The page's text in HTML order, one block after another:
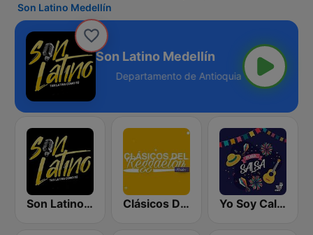
Son Latino Medellín
Son Latino Medellín
- Online
Son Latino Medellín Clásicos Del Reggaetón Yo Soy Cali Salsa